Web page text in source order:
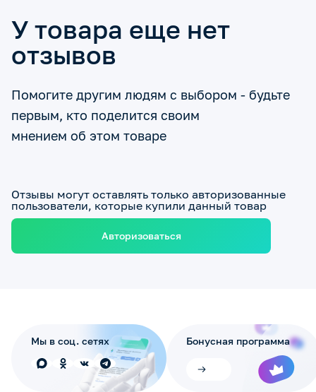
У товара еще нет
отзывов
Помогите другим людям с выбором - будьте
первым, кто поделится своим
мнением об этом товаре
Отзывы могут оставлять только авторизованные
пользователи, которые купили данный товар
Авторизоваться
Мы в соц. сетях Бонусная программа